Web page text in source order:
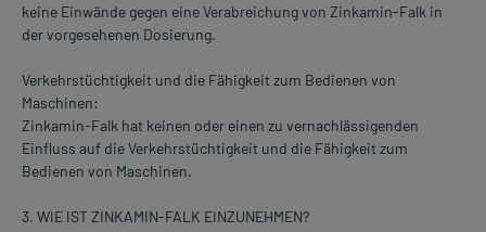
keine Einwände gegen eine Verabreichung von Zinkamin-Falk in
der vorgesehenen Dosierung.
Verkehrstüchtigkeit und die Fähigkeit zum Bedienen von
Maschinen:
Zinkamin-Falk hat keinen oder einen zu vernachlässigenden
Einfluss auf die Verkehrstüchtigkeit und die Fähigkeit zum
Bedienen von Maschinen.
3. WIE IST ZINKAMIN-FALK EINZUNEHMEN?